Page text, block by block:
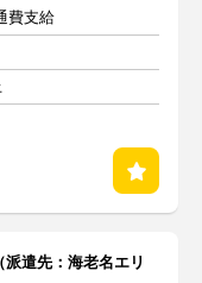
費支給
遣先：海老名エリ